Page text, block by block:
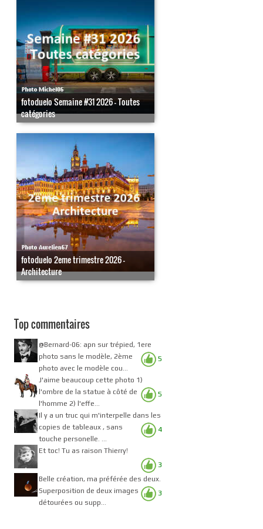
fotoduelo Semaine #31 2026 - Toutes
catégories
fotoduelo 2eme trimestre 2026 -
Architecture
Top commentaires
5
@Bernard-06: apn sur trépied, 1ere
photo sans le modèle, 2ème
photo avec le modèle cou...
5
J'aime beaucoup cette photo 1)
l'ombre de la statue à côté de
l'homme 2) l'effe...
4
Il y a un truc qui m'interpelle dans les
copies de tableaux , sans
touche personelle. ...
3
Et toc! Tu as raison Thierry!
3
Belle création, ma préférée des deux.
Superposition de deux images
détourées ou supp...